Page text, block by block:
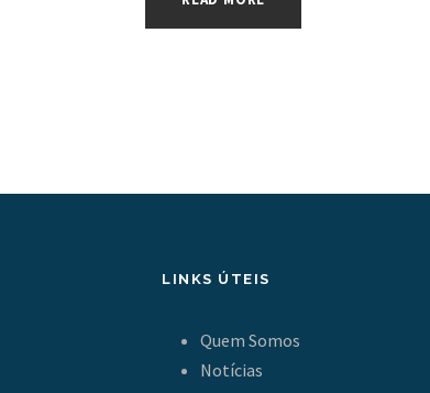
LINKS ÚTEIS
Quem Somos
Notícias